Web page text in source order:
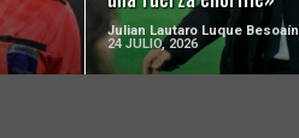
Julian Lautaro Luque Besoaín
24 JULIO, 2026